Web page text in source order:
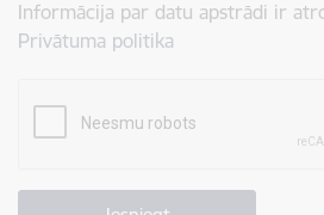
Informācija par datu apstrādi ir
Privātuma politika